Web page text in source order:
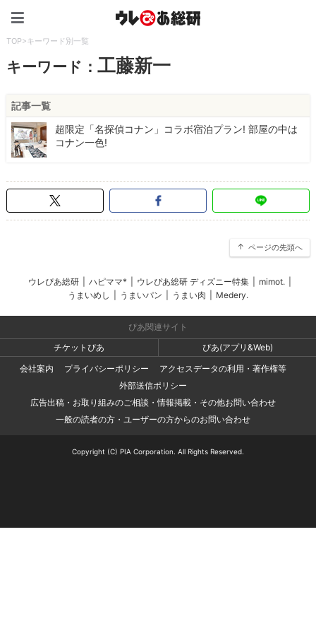
TOP>キーワード別一覧
キーワード：工藤新一
記事一覧
超限定「名探偵コナン」コラボ宿泊プラン! 部屋の中は
コナン一色!
ページの先頭へ
ウレぴあ総研 ハピママ* ウレぴあ総研 ディズニー特集 mimot.
うまいめし
うまいパン うまい肉 Medery.
ぴあ関連サイト
チケットぴあ
ぴあ(アプリ&Web)
会社案内
プライバシーポリシー
アクセスデータの利用・著作権等
外部送信ポリシー
広告出稿・お取り組みのご相談・情報掲載・その他お問い合わせ
一般の読者の方・ユーザーの方からのお問い合わせ
Copyright (C) PIA Corporation. All Rights Reserved.